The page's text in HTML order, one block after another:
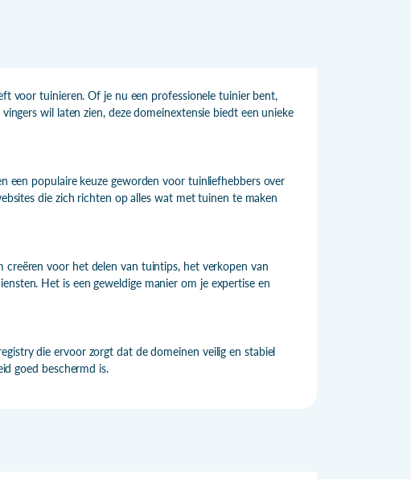
voor tuinieren. Of je nu een professionele tuinier bent,
wil laten zien, deze domeinextensie biedt een unieke
een populaire keuze geworden voor tuinliefhebbers over
die zich richten op alles wat met tuinen te maken
voor het delen van tuintips, het verkopen van
Het is een geweldige manier om je expertise en
die ervoor zorgt dat de domeinen veilig en stabiel
goed beschermd is.